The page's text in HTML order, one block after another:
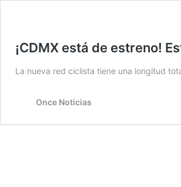
¡CDMX está de estreno!
La nueva red ciclista tiene una longitud
Once Noticias